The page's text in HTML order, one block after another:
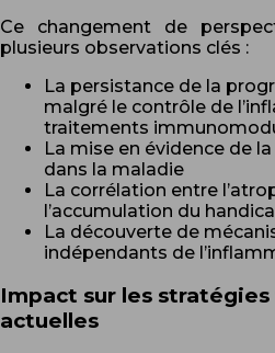
Ce changement de
plusieurs observations clés :
La persistance de la
malgré le contrôle de
traitements
La mise en évidence de
dans la maladie
La corrélation entre
l’accumulation du
La découverte de
indépendants de
Impact sur les
actuelles